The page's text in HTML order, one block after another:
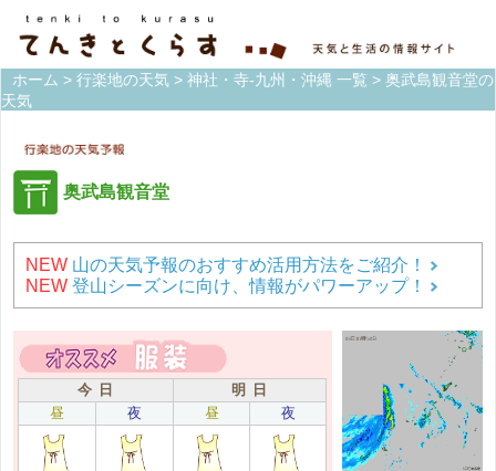
ホーム > 行楽地の天気 > 神社・寺-九州・沖縄 一覧 > 奥武島観音堂の
天気
奥武島観音堂
NEW 山の天気予報のおすすめ活用方法をご紹介！
NEW 登山シーズンに向け、情報がパワーアップ！
今 日
明 日
昼
夜 昼 夜